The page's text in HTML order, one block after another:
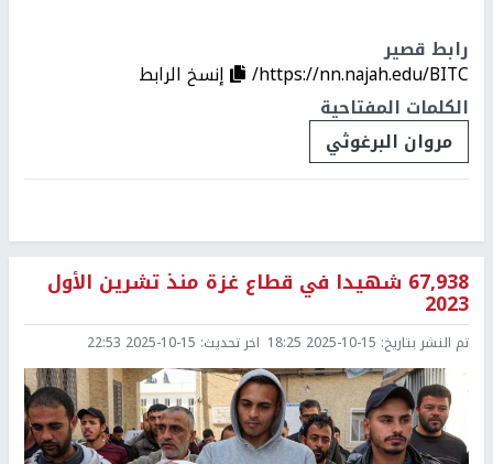
رابط قصير
https://nn.najah.edu/BITC/
إنسخ الرابط
الكلمات المفتاحية
مروان البرغوثي
67,938 شهيدا في قطاع غزة منذ تشرين الأول
2023
تم النشر بتاريخ: 2025-10-15 18:25 اخر تحديث: 2025-10-15 22:53